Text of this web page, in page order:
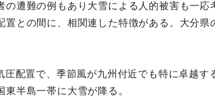
遭難の例もあり大雪による人的被害も一
との間に、相関連した特徴がある。大分
配置で、季節風が九州付近でも特に卓越す
半島一帯に大雪が降る。